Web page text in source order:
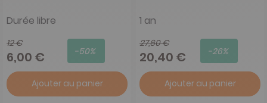
Durée libre
12 €
6,00 € -50%
Ajouter au panier
1 an
27,60 €
20,40 € -26%
Ajouter au panier